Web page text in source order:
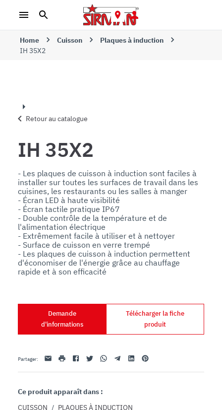
Home Cuisson
Plaques à induction
IH 35X2
Retour au catalogue
IH 35X2
- Les plaques de cuisson à induction sont faciles à
installer sur toutes les surfaces de travail dans les
cuisines, les restaurants ou les salles à manger
- Écran LED à haute visibilité
- Écran tactile pratique IP67
- Double contrôle de la température et de
l'alimentation électrique
- Extrêmement facile à utiliser et à nettoyer
- Surface de cuisson en verre trempé
- Les plaques de cuisson à induction permettent
d'économiser de l'énergie grâce au chauffage
Demande
d'informations
Télécharger la fiche
produit
Partager: Email imprimerFacebookTwitterWhatsappTelegramLinkedinPinterest
Ce produit apparaît dans :
CUISSON / PLAQUES À INDUCTION